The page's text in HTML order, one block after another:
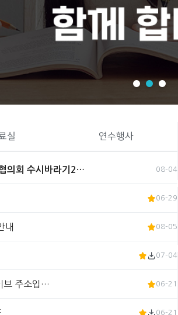
의회 수시바라기2… 08-04
06-29
내 08-05
07-04
브 주소입… 06-21
06-21
실 연수행사